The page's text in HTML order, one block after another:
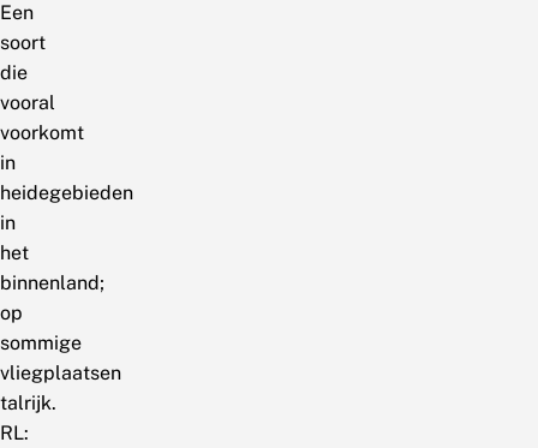
Een
soort
die
vooral
voorkomt
in
heidegebieden
in
het
binnenland;
op
sommige
vliegplaatsen
talrijk.
RL: